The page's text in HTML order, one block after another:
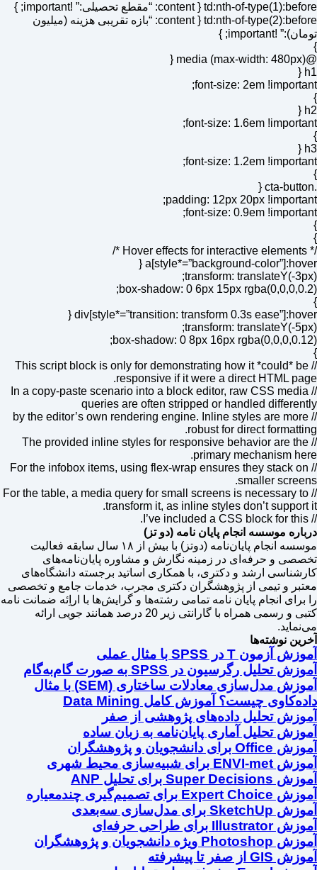
td:nth-of-type(1):before { content: “مقطع تحصیلی:” !important; }
td:nth-of-type(2):before { content: “بازه تقریبی هزینه (میلیون
تومان):” !important; }
}
@media (max-width: 480px) {
h1 {
font-size: 2em !important;
}
h2 {
font-size: 1.6em !important;
}
h3 {
font-size: 1.2em !important;
}
.cta-button {
padding: 12px 20px !important;
font-size: 0.9em !important;
}
}
/* Hover effects for interactive elements */
a[style*=”background-color”]:hover {
transform: translateY(-3px);
box-shadow: 0 6px 15px rgba(0,0,0,0.2);
}
div[style*=”transition: transform 0.3s ease”]:hover {
transform: translateY(-5px);
box-shadow: 0 8px 16px rgba(0,0,0,0.12);
}
// This script block is only for demonstrating how it *could* be
responsive if it were a direct HTML page.
// In a copy-paste scenario into a block editor, raw CSS media
queries are often stripped or handled differently
// by the editor’s own rendering engine. Inline styles are more
robust for direct formatting.
// The provided inline styles for responsive behavior are the
primary mechanism here.
// For the infobox items, using flex-wrap ensures they stack on
smaller screens.
// For the table, a media query for small screens is necessary to
transform it, as inline styles don’t support it.
// I’ve included a CSS block for this.
درباره موسسه انجام پایان نامه (دو تز)
موسسه انجام پایان‌نامه (دوتز) با بیش از ۱۸ سال سابقه فعالیت
تخصصی و حرفه‌ای در زمینه نگارش و مشاوره پایان‌نامه‌های
کارشناسی ارشد و دکتری، با همکاری اساتید برجسته دانشگاه‌های
معتبر و تیمی از پژوهشگران دکتری مجرب، خدمات جامع و تخصصی
را برای انجام پایان نامه تمامی رشته‌ها و گرایش‌ها با اراِئه ضمانت نامه
کتبی و رسمی همراه با گارانتی زیر 20 درصد همانند جویی ارائه
می‌نماید.
آخرین نوشته‌ها
آموزش آزمون T در SPSS با مثال عملی
آموزش تحلیل رگرسیون در SPSS به صورت گام‌به‌گام
آموزش مدل‌سازی معادلات ساختاری (SEM) با مثال
داده‌کاوی چیست؟ آموزش کامل Data Mining
آموزش تحلیل داده‌های پژوهشی از صفر
آموزش تحلیل آماری پایان‌نامه به زبان ساده
آموزش Office برای دانشجویان و پژوهشگران
آموزش ENVI-met برای شبیه‌سازی محیط شهری
آموزش Super Decisions برای تحلیل ANP
آموزش Expert Choice برای تصمیم‌گیری چندمعیاره
آموزش SketchUp برای مدل‌سازی سه‌بعدی
آموزش Illustrator برای طراحی حرفه‌ای
آموزش Photoshop ویژه دانشجویان و پژوهشگران
آموزش GIS از صفر تا پیشرفته